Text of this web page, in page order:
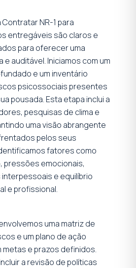
NR-1 para
entregáveis são claros e
para oferecer uma
e auditável. Iniciamos com um
e um inventário
psicossociais presentes
pousada. Esta etapa inclui a
pesquisas de clima e
uma visão abrangente
pelos seus
fatores como
pressões emocionais,
e equilíbrio
e profissional.
uma matriz de
e um plano de ação
e prazos definidos.
a revisão de políticas